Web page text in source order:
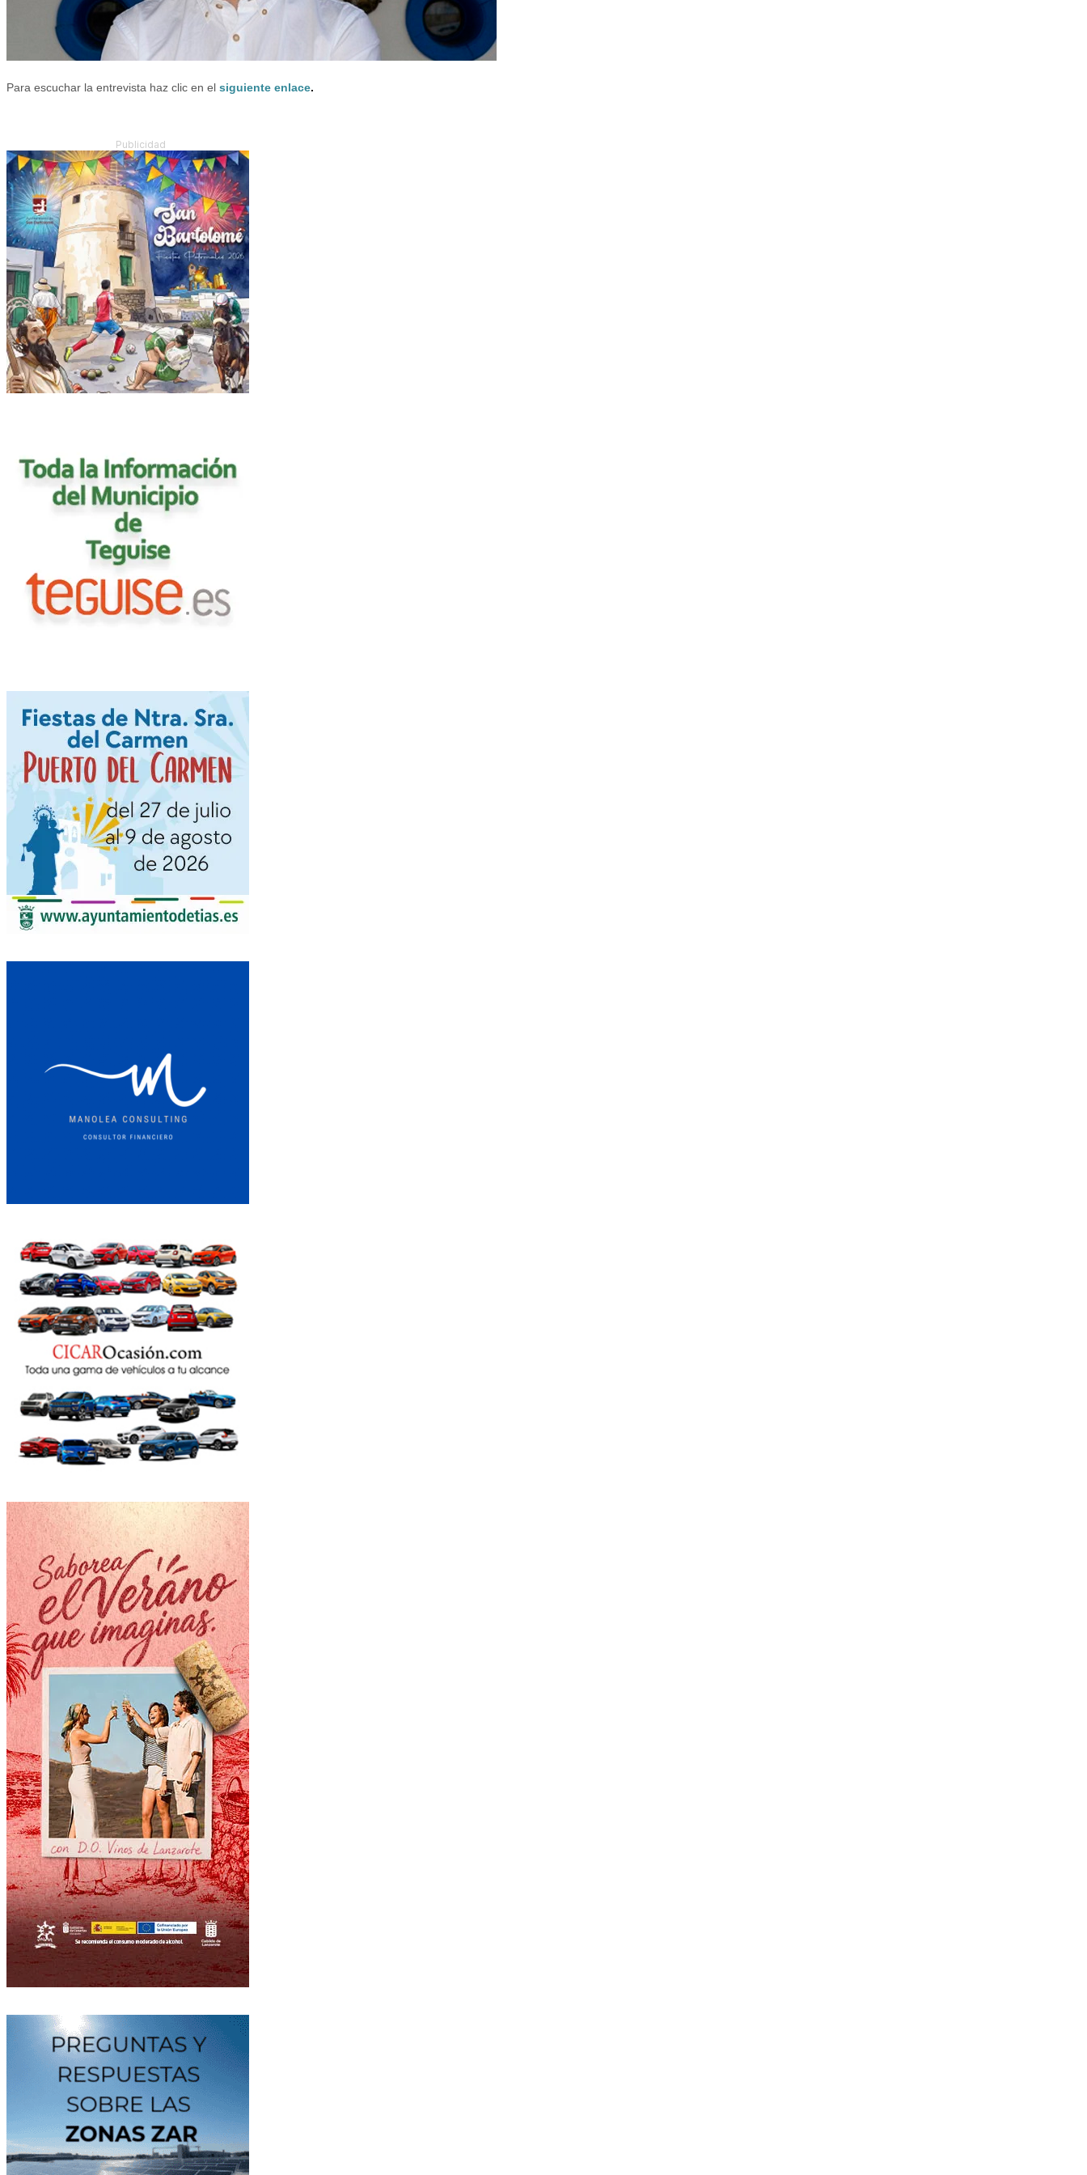
Para escuchar la entrevista haz clic en el siguiente enlace.
Publicidad